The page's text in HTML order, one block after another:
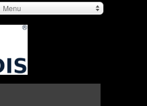
Menu